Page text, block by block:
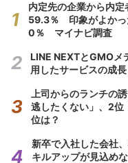
内定先の企業から内
59.3％ 印象がよかっ
0％ マイナビ調査
LINE NEXTとGMO
用したサービスの成
上司からのランチの
逃したくない」、2位
位は？
新卒で入社した会社
キルアップが見込め